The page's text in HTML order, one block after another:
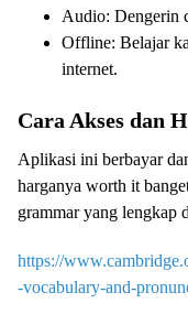
Audio: Dengerin
Offline: Belajar
internet.
Cara Akses dan
Aplikasi ini berbayar
harganya worth it
grammar yang lengkap
https://
-vocabulary-and-